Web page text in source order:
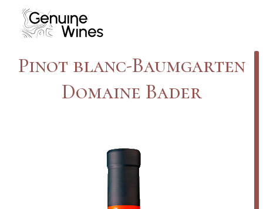
content
Pinot blanc-Baumgarten
Domaine Bader